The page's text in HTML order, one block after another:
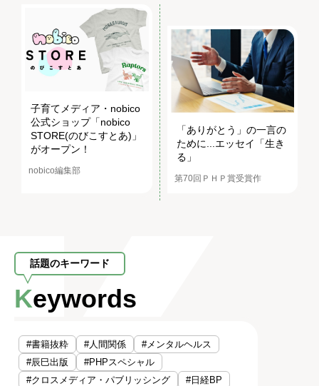
子育てメディア・nobico
公式ショップ「nobico
STORE(のびこすとあ)」
がオープン！
nobico編集部
「ありがとう」の一言の
ために...エッセイ「生き
る」
第70回ＰＨＰ賞受賞作
話題のキーワード
Keywords
#書籍抜粋 #人間関係
#メンタルヘルス
#辰巳出版
#PHPスペシャル
#クロスメディア・パブリッシング
#日経BP